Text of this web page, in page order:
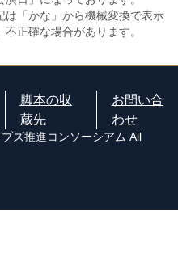
「かな」から機械変換で表示
不正確な場合があります。
脚本の収
蔵先
お問い合
わせ
ズ推進コンソーシアム All